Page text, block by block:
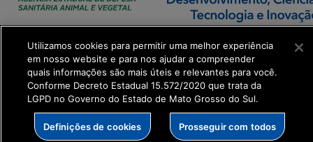
SETDIG | Secretaria-
Executiva de
Transformação Digital
get_footer();
Utilizamos cookies para permitir uma melhor experiência
em nosso website e para nos ajudar a compreender
quais informações são mais úteis e relevantes para você.
Conforme Decreto Estadual 15.572/2020 que trata da
LGPD no Governo do Estado de Mato Grosso do Sul.
Definições de cookies Prosseguir com todos